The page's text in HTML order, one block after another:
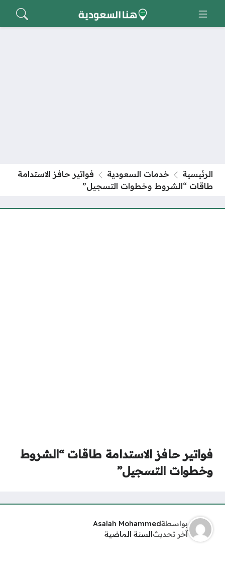
الرئيسية خدمات السعودية
فواتير حافز الاستدامة
طاقات “الشروط وخطوات التسجيل”
فواتير حافز الاستدامة طاقات “الشروط
وخطوات التسجيل”
بواسطةAsalah Mohammed
آخر تحديثالسنة الماضية